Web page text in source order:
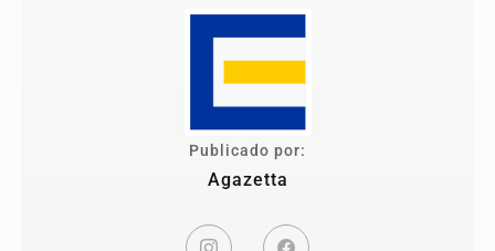
Publicado por:
Agazetta